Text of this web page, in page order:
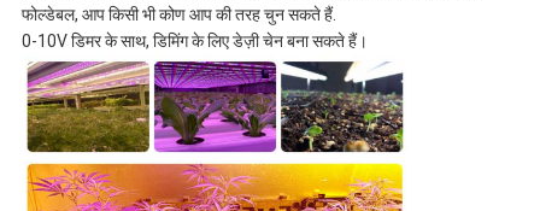
फोल्डेबल, आप किसी भी कोण आप की तरह चुन सकते हैं.
0-10V डिमर के साथ, डिमिंग के लिए डेज़ी चेन बना सकते हैं।